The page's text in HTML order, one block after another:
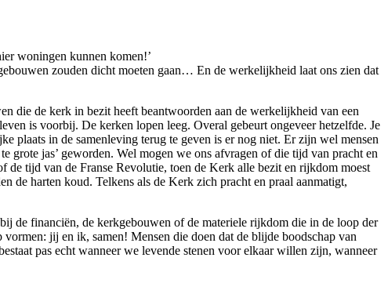
woningen kunnen komen!’
zouden dicht moeten gaan… En de werkelijkheid laat ons zien dat
die de kerk in bezit heeft beantwoorden aan de werkelijkheid van een
is voorbij. De kerken lopen leeg. Overal gebeurt ongeveer hetzelfde. Je
plaats in de samenleving terug te geven is er nog niet. Er zijn wel mensen
grote jas’ geworden. Wel mogen we ons afvragen of die tijd van pracht en
de tijd van de Franse Revolutie, toen de Kerk alle bezit en rijkdom moest
de harten koud. Telkens als de Kerk zich pracht en praal aanmatigt,
de financiën, de kerkgebouwen of de materiele rijkdom die in de loop der
jij en ik, samen! Mensen die doen dat de blijde boodschap van
pas echt wanneer we levende stenen voor elkaar willen zijn, wanneer